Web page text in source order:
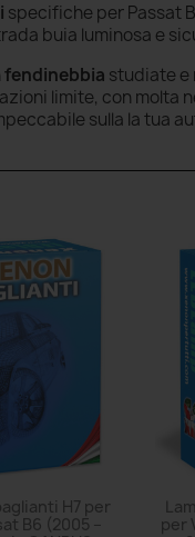
specifiche per Passat
buia luminosa e
fendinebbia studiate e
limite, con
sulla la tua
H7 per
B6 (2005 –
per